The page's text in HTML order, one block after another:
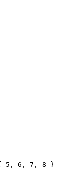
5, 6, 7, 8 }